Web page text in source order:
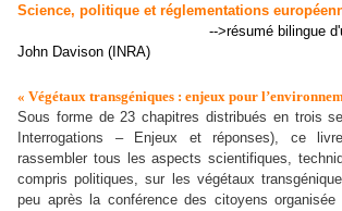
Science, politique et réglementations
-->résumé bilingue
John Davison (INRA)
« Végétaux transgéniques : enjeux pour
Sous forme de 23 chapitres distribués en trois
Interrogations – Enjeux et réponses), ce
rassembler tous les aspects scientifiques,
compris politiques, sur les végétaux
peu après la conférence des citoyens organisée